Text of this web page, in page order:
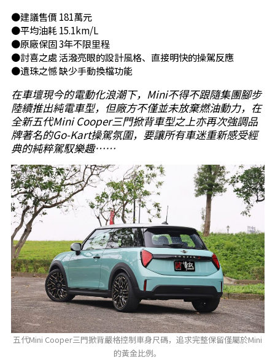
●建議售價 181萬元
●平均油耗 15.1km/L
●原廠保固 3年不限里程
●討喜之處 活潑亮眼的設計風格、直接明快的操駕反應
●遺珠之憾 缺少手動換檔功能
在車壇現今的電動化浪潮下，Mini不得不跟隨集團腳步
陸續推出純電車型，但廠方不僅並未放棄燃油動力，在
全新五代Mini Cooper三門掀背車型之上亦再次強調品
牌著名的Go-Kart操駕氛圍，要讓所有車迷重新感受經
典的純粹駕馭樂趣……
五代Mini Cooper三門掀背嚴格控制車身尺碼，追求完整保留僅屬於Mini
的黃金比例。